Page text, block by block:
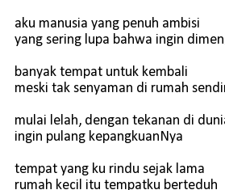
aku manusia yang penuh ambisi
yang sering lupa bahwa ingin
banyak tempat untuk kembali
meski tak senyaman di rumah
mulai lelah, dengan tekanan di
ingin pulang kepangkuanNya
tempat yang ku rindu sejak lama
rumah kecil itu tempatku berteduh